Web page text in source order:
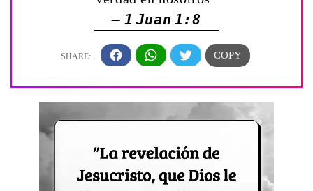
— 1 Juan 1:8